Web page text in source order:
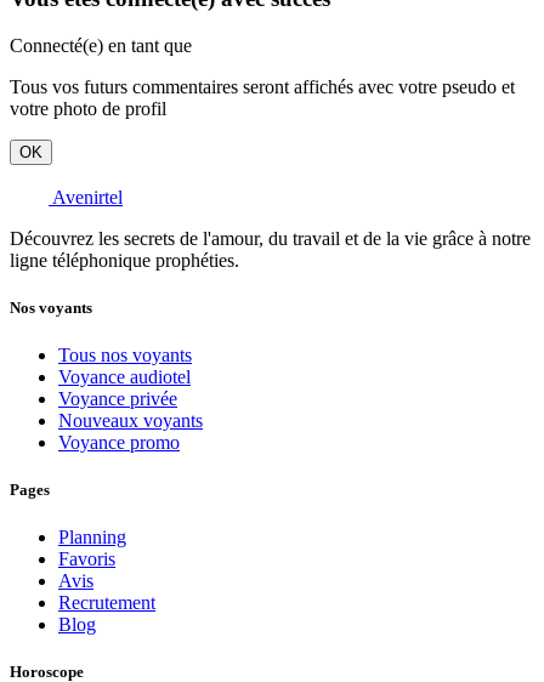
Connecté(e) en tant que
Tous vos futurs commentaires seront affichés avec votre pseudo et
votre photo de profil
OK
Avenirtel
Découvrez les secrets de l'amour, du travail et de la vie grâce à notre
ligne téléphonique prophéties.
Nos voyants
Tous nos voyants
Voyance audiotel
Voyance privée
Nouveaux voyants
Voyance promo
Pages
Planning
Favoris
Avis
Recrutement
Blog
Horoscope